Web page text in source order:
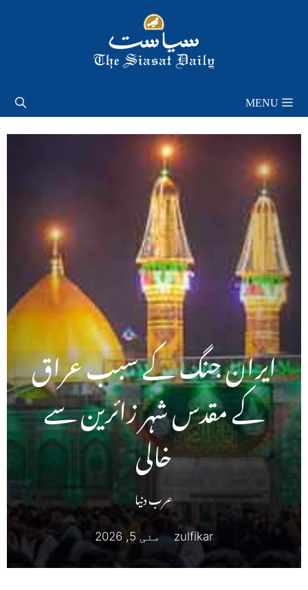
MENU
ایران جنگ کے سبب عراق
کے مقدس شہر زائرین سے
خالی
عرب دنیا
zulfikar مئی 5, 2026